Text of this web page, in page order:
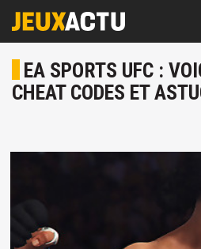
EA SPORTS UFC :
CHEAT CODES ET